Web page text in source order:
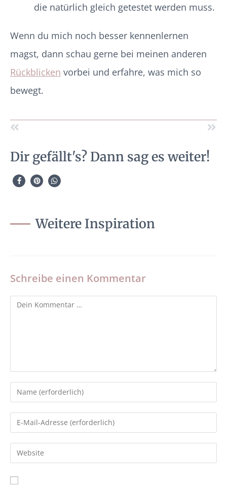
die natürlich gleich getestet werden muss.
Wenn du mich noch besser kennenlernen
magst, dann schau gerne bei meinen anderen
Rückblicken vorbei und erfahre, was mich so
bewegt.
Dir gefällt's? Dann sag es weiter!
Weitere Inspiration
Schreibe einen Kommentar